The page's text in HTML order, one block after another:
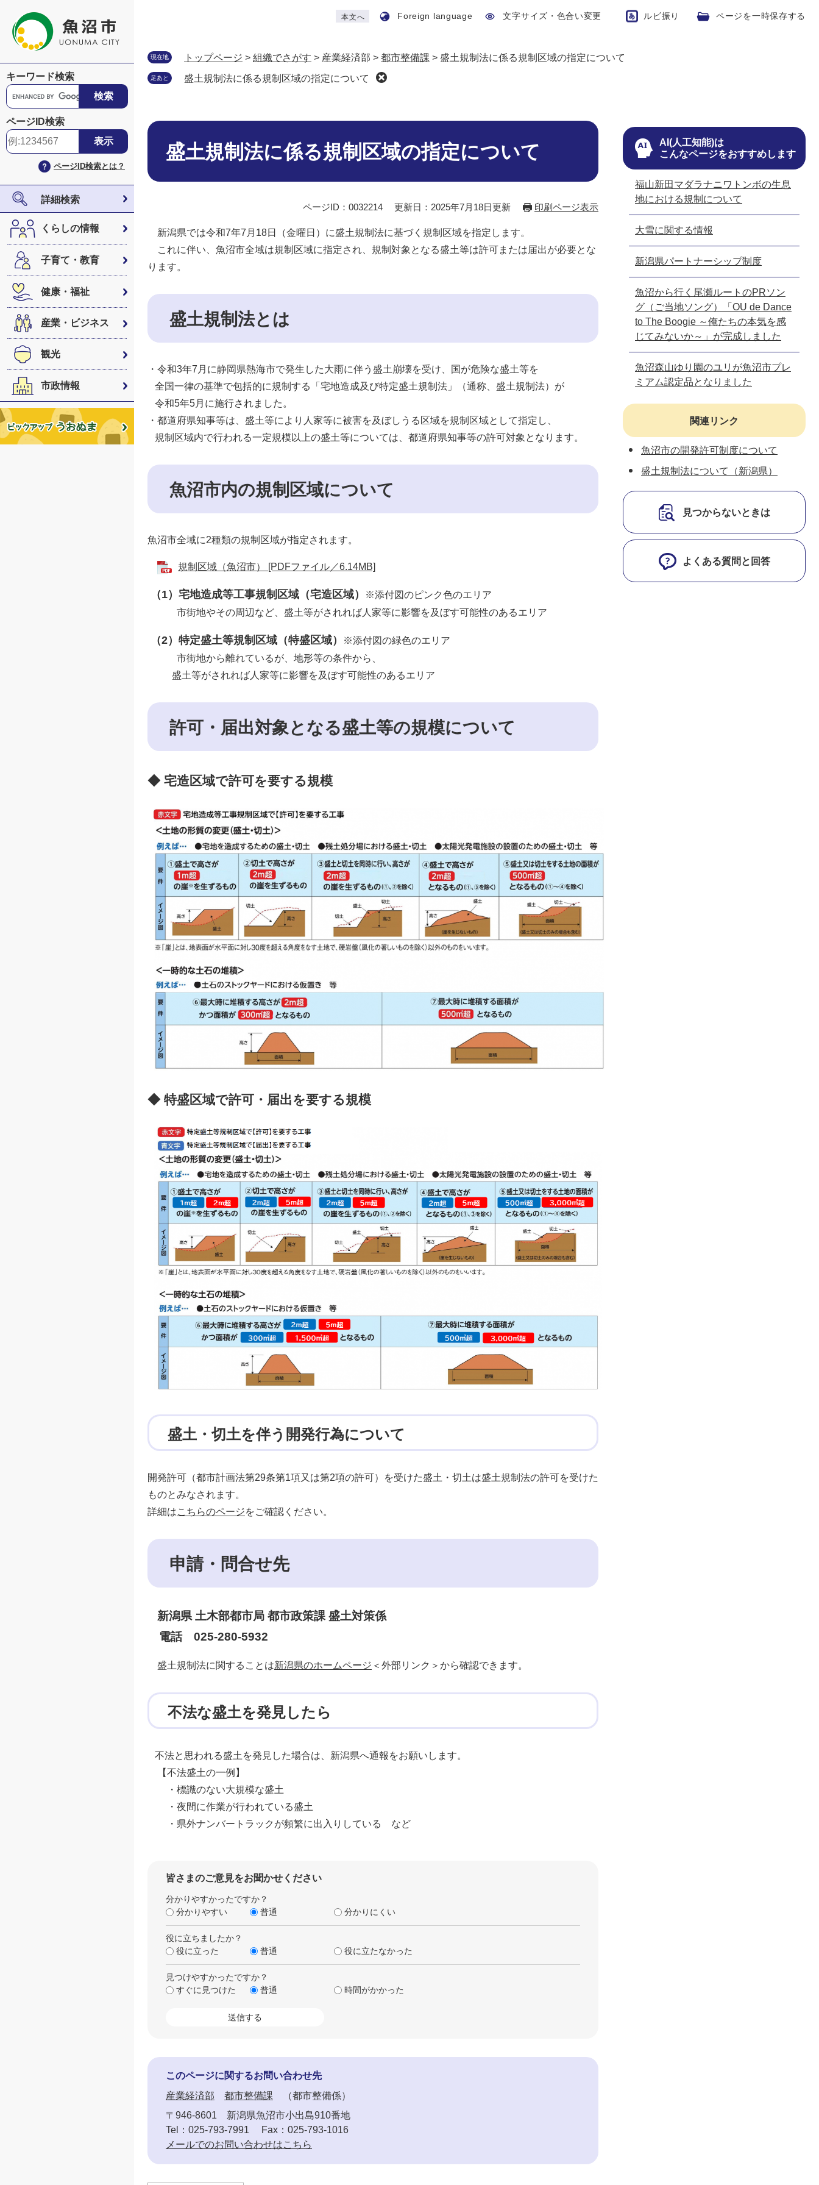
本文へ Foreign language 文字サイズ・色合い変更 ルビ振り ページを一時保存する
キーワード検索
G
o
o
g
ス
タ
ム
検
索
ページID検索
ページID検索とは？
詳細検索
くらしの情報
子育て・教育
健康・福祉
産業・ビジネス
観光
市政情報
現在地 トップページ > 組織でさがす > 産業経済部 > 都市整備課 > 盛土規制法に係る規制区域の指定について
足あと 盛土規制法に係る規制区域の指定について
本
盛土規制法に係る規制区域の指定について
ページID：0032214 更新日：2025年7月18日更新 印刷ページ表示
新潟県では令和7年7月18日（金曜日）に盛土規制法に基づく規制区域を指定します。
これに伴い、魚沼市全域は規制区域に指定され、規制対象となる盛土等は許可または届出が必要とな
ります。
盛土規制法とは
・令和3年7月に静岡県熱海市で発生した大雨に伴う盛土崩壊を受け、国が危険な盛土等を
全国一律の基準で包括的に規制する「宅地造成及び特定盛土規制法」（通称、盛土規制法）が
令和5年5月に施行されました。
・都道府県知事等は、盛土等により人家等に被害を及ぼしうる区域を規制区域として指定し、
規制区域内で行われる一定規模以上の盛土等については、都道府県知事等の許可対象となります。
魚沼市内の規制区域について
魚沼市全域に2種類の規制区域が指定されます。
規制区域（魚沼市） [PDFファイル／6.14MB]
（1）宅地造成等工事規制区域（宅造区域）
※添付図のピンク色のエリア
市街地やその周辺など、盛土等がされれば人家等に影響を及ぼす可能性のあるエリア
（2）特定盛土等規制区域（特盛区域）
※添付図の緑色のエリア
市街地から離れているが、地形等の条件から、
盛土等がされれば人家等に影響を及ぼす可能性のあるエリア
許可・届出対象となる盛土等の規模について
◆ 宅造区域で許可を要する規模
◆ 特盛区域で許可・届出を要する規模
盛土・切土を伴う開発行為について
開発許可（都市計画法第29条第1項又は第2項の許可）を受けた盛土・切土は盛土規制法の許可を受けた
ものとみなされます。
詳細はこちらのページをご確認ください。
申請・問合せ先
新潟県 土木部都市局 都市政策課 盛土対策係
電話 025-280-5932
盛土規制法に関することは新潟県のホームページ ＜外部リンク＞ から確認できます。
不法な盛土を発見したら
不法と思われる盛土を発見した場合は、新潟県へ通報をお願いします。
【不法盛土の一例】
・標識のない大規模な盛土
・夜間に作業が行われている盛土
・県外ナンバートラックが頻繁に出入りしている など
皆さまのご意見をお聞かせください
分かりやすかったですか？
分かりやすい
普通 分かりにくい
役に立ちましたか？
役に立った
普通 役に立たなかった
見つけやすかったですか？
すぐに見つけた
普通 時間がかかった
このページに関するお問い合わせ先
産業経済部
都市整備課
都市整備係
〒946-8601
新潟県魚沼市小出島910番地
Tel：025-793-7991
Fax：025-793-1016
メールでのお問い合わせはこちら
AI(人工知能)は
こんなページをおすすめします
福山新田マダラナニワトンボの生息
地における規制について
大雪に関する情報
新潟県パートナーシップ制度
魚沼から行く尾瀬ルートのPRソン
グ（ご当地ソング）「OU de Dance
to The Boogie ～俺たちの本気を感
じてみないか～」が完成しました
魚沼森山ゆり園のユリが魚沼市プレ
ミアム認定品となりました
関連リンク
魚沼市の開発許可制度について
盛土規制法について（新潟県）
見つからないときは
よくある質問と回答